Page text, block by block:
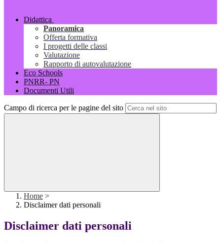
Didattica
Panoramica
Offerta formativa
I progetti delle classi
Valutazione
Rapporto di autovalutazione
Eco Schools
PNRR- PN
Documenti Utili
Campo di ricerca per le pagine del sito
Home >
Disclaimer dati personali
Disclaimer dati personali